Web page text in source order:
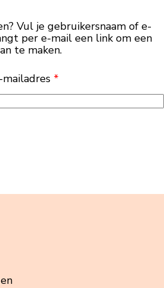
Vul je gebruikersnaam of e-
per e-mail een link om een
te maken.
*